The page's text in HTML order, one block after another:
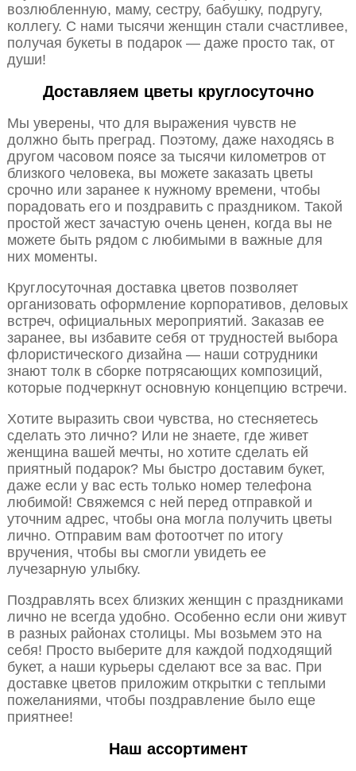
возлюбленную, маму, сестру, бабушку, подругу,
коллегу. С нами тысячи женщин стали счастливее,
получая букеты в подарок — даже просто так, от
души!
Доставляем цветы круглосуточно
Мы уверены, что для выражения чувств не
должно быть преград. Поэтому, даже находясь в
другом часовом поясе за тысячи километров от
близкого человека, вы можете заказать цветы
срочно или заранее к нужному времени, чтобы
порадовать его и поздравить с праздником. Такой
простой жест зачастую очень ценен, когда вы не
можете быть рядом с любимыми в важные для
них моменты.
Круглосуточная доставка цветов позволяет
организовать оформление корпоративов, деловых
встреч, официальных мероприятий. Заказав ее
заранее, вы избавите себя от трудностей выбора
флористического дизайна — наши сотрудники
знают толк в сборке потрясающих композиций,
которые подчеркнут основную концепцию встречи.
Хотите выразить свои чувства, но стесняетесь
сделать это лично? Или не знаете, где живет
женщина вашей мечты, но хотите сделать ей
приятный подарок? Мы быстро доставим букет,
даже если у вас есть только номер телефона
любимой! Свяжемся с ней перед отправкой и
уточним адрес, чтобы она могла получить цветы
лично. Отправим вам фотоотчет по итогу
вручения, чтобы вы смогли увидеть ее
лучезарную улыбку.
Поздравлять всех близких женщин с праздниками
лично не всегда удобно. Особенно если они живут
в разных районах столицы. Мы возьмем это на
себя! Просто выберите для каждой подходящий
букет, а наши курьеры сделают все за вас. При
доставке цветов приложим открытки с теплыми
пожеланиями, чтобы поздравление было еще
приятнее!
Наш ассортимент